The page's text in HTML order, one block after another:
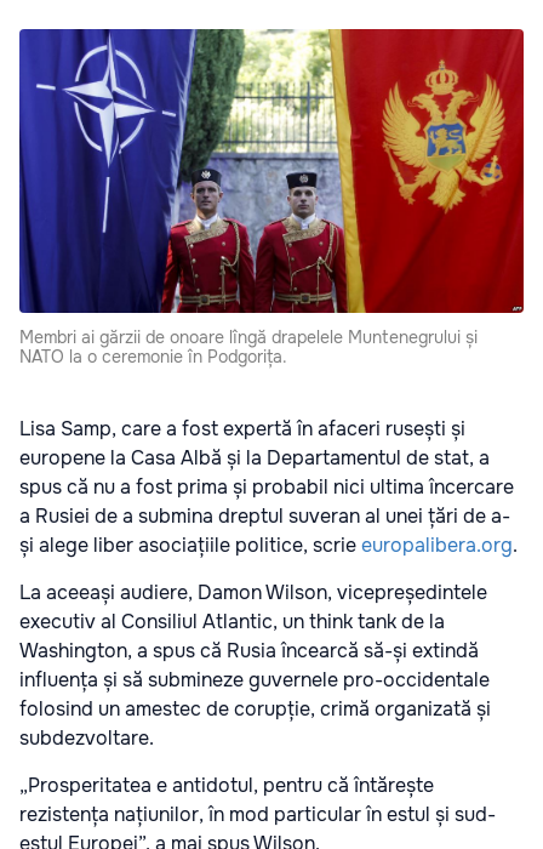
Membri ai gărzii de onoare lîngă drapelele Muntenegrului și
NATO la o ceremonie în Podgorița.
Lisa Samp, care a fost expertă în afaceri rusești și
europene la Casa Albă și la Departamentul de stat, a
spus că nu a fost prima și probabil nici ultima încercare
a Rusiei de a submina dreptul suveran al unei țări de a-
și alege liber asociațiile politice, scrieeuropalibera.org.
La aceeași audiere, Damon Wilson, vicepreședintele
executiv al Consiliul Atlantic, un think tank de la
Washington, a spus că Rusia încearcă să-și extindă
influența și să submineze guvernele pro-occidentale
folosind un amestec de corupție, crimă organizată și
subdezvoltare.
„Prosperitatea e antidotul, pentru că întărește
rezistența națiunilor, în mod particular în estul și sud-
estul Europei”, a mai spus Wilson.